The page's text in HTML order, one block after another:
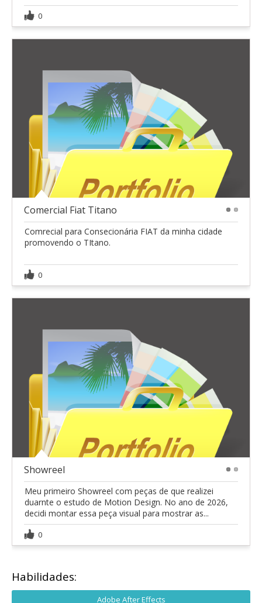
0
Comercial Fiat Titano
Comrecial para Consecionária FIAT da minha cidade
promovendo o TItano.
0
Showreel
Meu primeiro Showreel com peças de que realizei
duarnte o estudo de Motion Design. No ano de 2026,
decidi montar essa peça visual para mostrar as...
0
Habilidades:
Adobe After Effects